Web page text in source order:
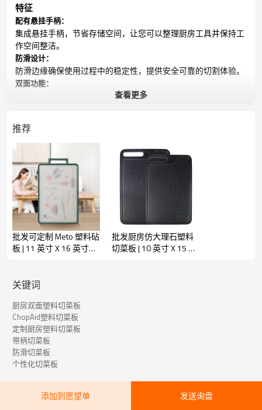
特征
配有悬挂手柄：
集成悬挂手柄，节省存储空间，让您可以整理厨房工具并保持工
作空间整洁。
防滑设计：
防滑边缘确保使用过程中的稳定性，提供安全可靠的切割体验。
双面功能：
作为定制的厨房双面塑料切菜板，它提供两个可用表面，非常适
可定制选项：
我们专门根据您的特定需求定制厨房塑料切菜板，确保完美适合
您的厨房。
厨房常用塑料切菜板技术规格
姓名：
ChopAid 切菜板
颜色：
橙色、绿色和可定制
高耐用性：
受到推崇的：
产品尺寸：
物品重量：
形状：
矩形的
双面材质，多功能
查看更多
推荐
批发可定制 Meto 塑料砧
板 | 11 英寸 X 16 英寸，
批发厨房仿大理石塑料
切菜板 | 10 英寸 X 15 英
关键词
厨房双面塑料切菜板
ChopAid塑料切菜板
定制厨房塑料切菜板
带柄切菜板
防滑切菜板
个性化切菜板
添加到愿望单 发送询盘